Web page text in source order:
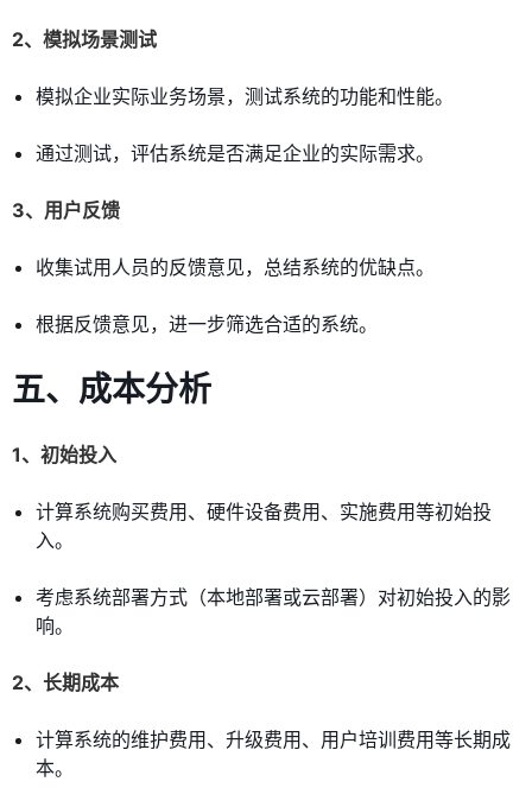
2、模拟场景测试
模拟企业实际业务场景，测试系统的功能和性能。
通过测试，评估系统是否满足企业的实际需求。
3、用户反馈
收集试用人员的反馈意见，总结系统的优缺点。
根据反馈意见，进一步筛选合适的系统。
五、成本分析
1、初始投入
计算系统购买费用、硬件设备费用、实施费用等初始投
入。
考虑系统部署方式（本地部署或云部署）对初始投入的影
响。
2、长期成本
计算系统的维护费用、升级费用、用户培训费用等长期成
本。